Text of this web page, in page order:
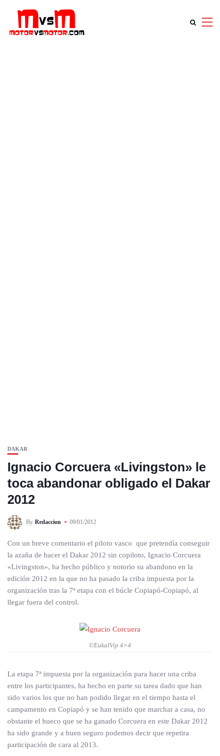
DAKAR
Ignacio Corcuera «Livingston» le
toca abandonar obligado el Dakar
2012
By Redaccion 09/01/2012
Con un breve comentario el piloto vasco que pretendía conseguir
la azaña de hacer el Dakar 2012 sin copiloto, Ignacio Corcuera
«Livingston», ha hecho público y notorio su abandono en la
edición 2012 en la que no ha pasado la criba impuesta por la
organización tras la 7ª etapa con el búcle Copiapó-Copiapó, al
llegar fuera del control.
©EukalVip 4×4
La etapa 7ª impuesta por la organización para hacer una criba
entre los participantes, ha hecho en parte su tarea dado que han
sido varios los que no han podido llegar en el tiempo hasta el
campamento en Copiapó y se han tenido que marchar a casa, no
obstante el hueco que se ha ganado Corcuera en este Dakar 2012
ha sido grande y a buen seguro podemos decir que repetira
participación de cara al 2013.